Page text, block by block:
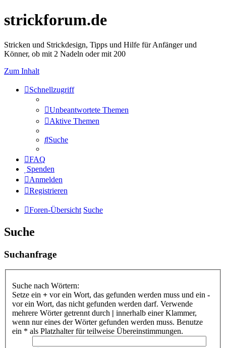
strickforum.de
Stricken und Strickdesign, Tipps und Hilfe für Anfänger und
Könner, ob mit 2 Nadeln oder mit 200
Zum Inhalt
Schnellzugriff
Unbeantwortete Themen
Aktive Themen
Suche
FAQ
Spenden
Anmelden
Registrieren
Foren-Übersicht Suche
Suche
Suchanfrage
Suche nach Wörtern:
Setze ein + vor ein Wort, das gefunden werden muss und ein -
vor ein Wort, das nicht gefunden werden darf. Verwende
mehrere Wörter getrennt durch | innerhalb einer Klammer,
wenn nur eines der Wörter gefunden werden muss. Benutze
ein * als Platzhalter für teilweise Übereinstimmungen.